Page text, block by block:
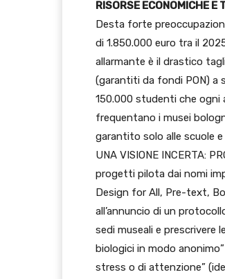
RISORSE ECONOMICHE E
Desta forte
di 1.850.000 euro tra il
allarmante è il drastico
(garantiti da fondi PON) a
150.000 studenti che ogni
frequentano i musei
garantito solo alle scuole
UNA VISIONE INCERTA:
progetti pilota dai nomi
Design for All, Pre-text,
all’annuncio di un
sedi museali e prescrivere
biologici in modo
stress o di attenzione”